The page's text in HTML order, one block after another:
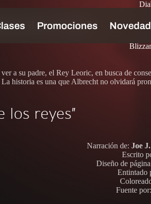
de los reyes”
a su padre, el Rey Leoric, en busca de
historia es una que Albrecht no olvidará
los reyes”
Narración de: Joe
Escrito
Diseño de
Entintado
Fuente por: